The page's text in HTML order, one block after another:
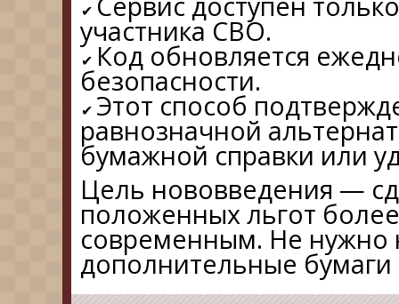
участника СВО.
Код обновляется
безопасности.
Этот способ
равнозначной
бумажной справки или
Цель нововведения —
положенных льгот
современным. Не нужно
дополнительные